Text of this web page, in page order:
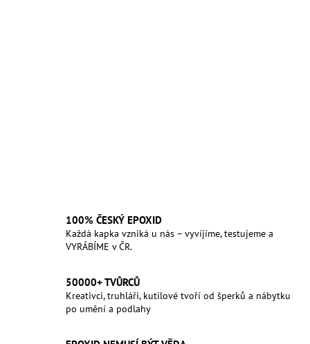
100% ČESKÝ EPOXID
Každá kapka vzniká u nás – vyvíjíme, testujeme a
VYRÁBÍME v ČR.
50000+ TVŮRCŮ
Kreativci, truhláři, kutilové tvoří od šperků a nábytku
po umění a podlahy